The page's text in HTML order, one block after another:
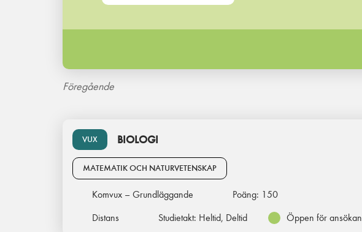
Föregående
VUX BIOLOGI
MATEMATIK OCH NATURVETENSKAP
Komvux – Grundläggande Poäng: 150
Distans
Studietakt: Heltid, Deltid Öppen för ansökan